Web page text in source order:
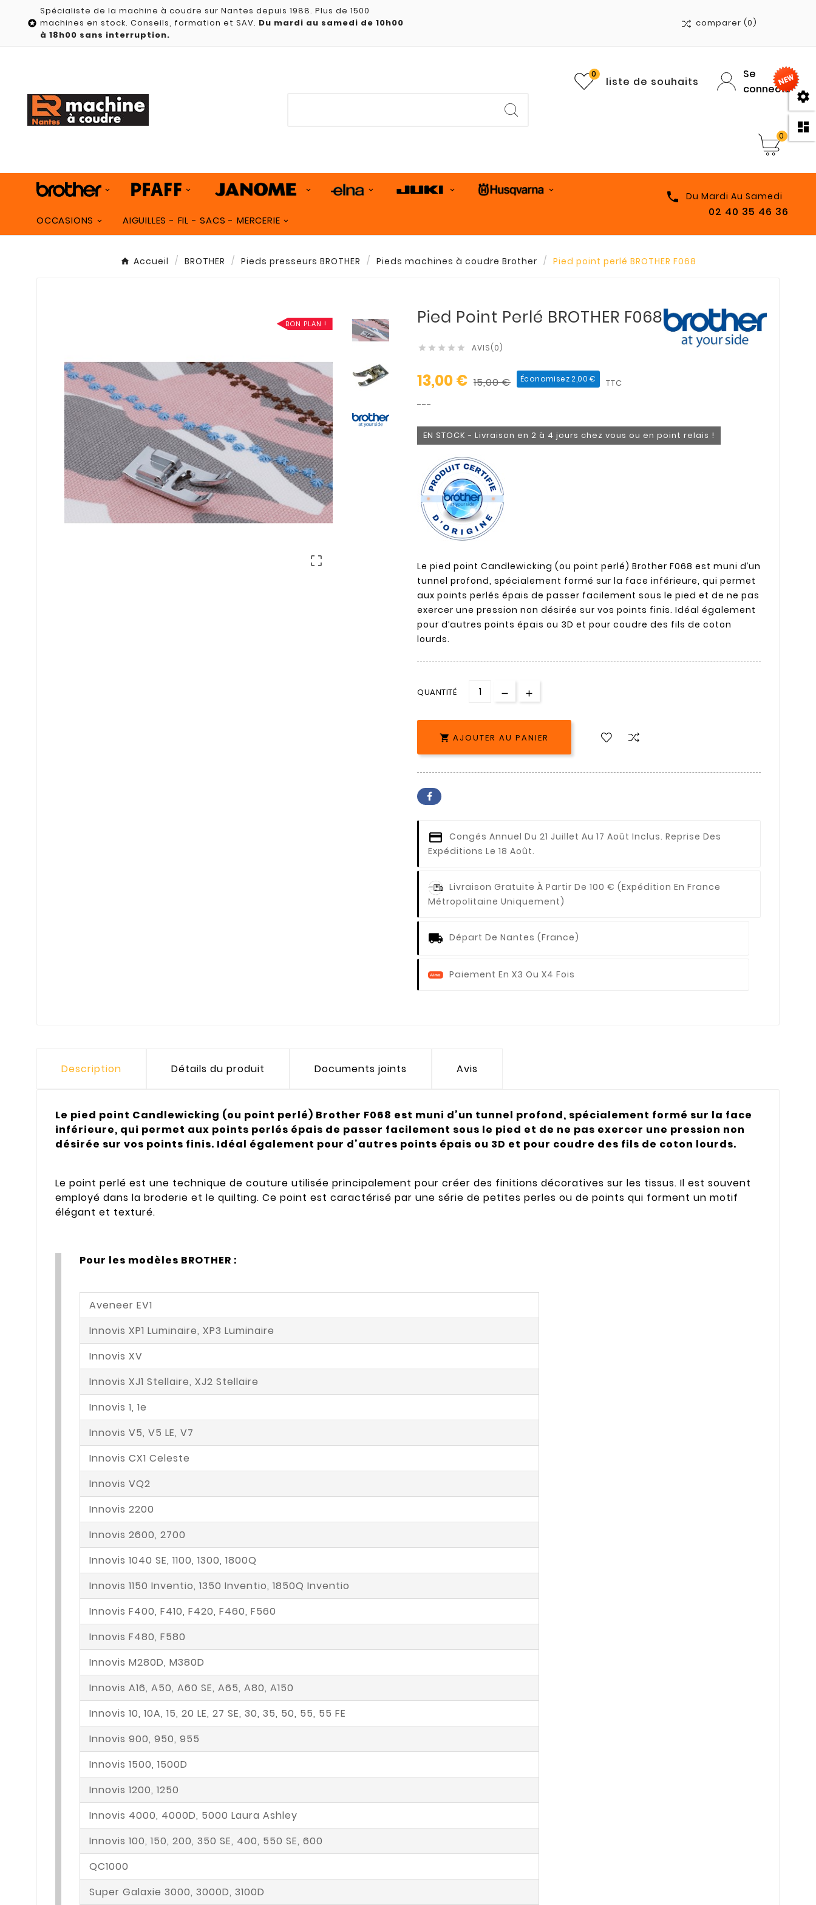



Spécialiste de la machine à coudre sur Nantes depuis 1988. Plus de 1500
machines en stock. Conseils, formation et SAV. Du mardi au samedi de 10h00
à 18h00 sans interruption.
comparer (0)
liste de souhaits
0
Se
connecter
0
OCCASIONS AIGUILLES - FIL - SACS - MERCERIE
 Du Mardi Au Samedi
02 40 35 46 36
Accueil BROTHER Pieds presseurs BROTHER Pieds machines à coudre Brother Pied point perlé BROTHER F068
BON PLAN !

Pied Point Perlé BROTHER F068
     AVIS(0)
13,00 € 15,00 € Économisez 2,00 € TTC
---
EN STOCK - Livraison en 2 à 4 jours chez vous ou en point relais !
Le pied point Candlewicking (ou point perlé) Brother F068 est muni d’un
tunnel profond, spécialement formé sur la face inférieure, qui permet
aux points perlés épais de passer facilement sous le pied et de ne pas
exercer une pression non désirée sur vos points finis. Idéal également
pour d’autres points épais ou 3D et pour coudre des fils de coton
lourds.
QUANTITÉ
 AJOUTER AU PANIER
Congés Annuel Du 21 Juillet Au 17 Août Inclus. Reprise Des
Expéditions Le 18 Août.
Livraison Gratuite À Partir De 100 € (expédition En France
Métropolitaine Uniquement)
Départ De Nantes (France)
Paiement En X3 Ou X4 Fois
Description Détails du produit Documents joints Avis
Le pied point Candlewicking (ou point perlé) Brother F068 est muni d’un tunnel profond, spécialement formé sur la face
inférieure, qui permet aux points perlés épais de passer facilement sous le pied et de ne pas exercer une pression non
désirée sur vos points finis. Idéal également pour d’autres points épais ou 3D et pour coudre des fils de coton lourds.
Le point perlé est une technique de couture utilisée principalement pour créer des finitions décoratives sur les tissus. Il est souvent
employé dans la broderie et le quilting. Ce point est caractérisé par une série de petites perles ou de points qui forment un motif
élégant et texturé.
Pour les modèles BROTHER :
Aveneer EV1
Innovis XP1 Luminaire, XP3 Luminaire
Innovis XV
Innovis XJ1 Stellaire, XJ2 Stellaire
Innovis 1, 1e
Innovis V5, V5 LE, V7
Innovis CX1 Celeste
Innovis VQ2
Innovis 2200
Innovis 2600, 2700
Innovis 1040 SE, 1100, 1300, 1800Q
Innovis 1150 Inventio, 1350 Inventio, 1850Q Inventio
Innovis F400, F410, F420, F460, F560
Innovis F480, F580
Innovis M280D, M380D
Innovis A16, A50, A60 SE, A65, A80, A150
Innovis 10, 10A, 15, 20 LE, 27 SE, 30, 35, 50, 55, 55 FE
Innovis 900, 950, 955
Innovis 1500, 1500D
Innovis 1200, 1250
Innovis 4000, 4000D, 5000 Laura Ashley
Innovis 100, 150, 200, 350 SE, 400, 550 SE, 600
QC1000
Super Galaxie 3000, 3000D, 3100D